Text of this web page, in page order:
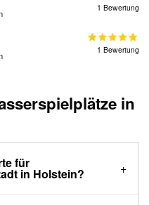
1 Bewertung
1 Bewertung
in
für
in Holstein?